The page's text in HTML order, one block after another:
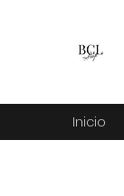
Inicio